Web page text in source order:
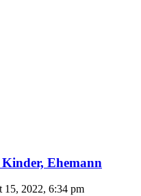
Ehemann
15, 2022, 6:34 pm